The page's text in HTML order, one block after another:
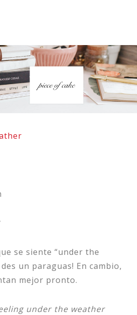
se siente “under the
un paraguas! En cambio,
mejor pronto.
under the weather